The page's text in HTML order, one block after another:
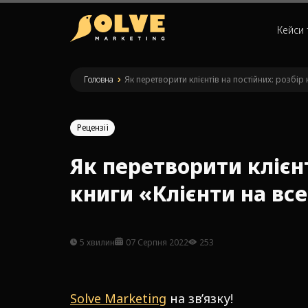
Кейси
Головна » Як перетворити клієнтів на постійних:
Рецензії
Як перетворити
книги «Клієнти на
5 хвилин 07 Серпня 2022 253
Solve Marketing на зв’язку!